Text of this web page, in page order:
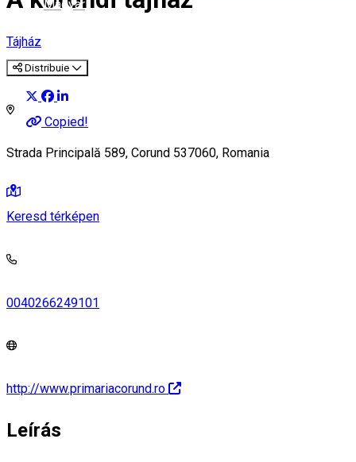
Magyar
Tájház
Distribuie
Copied!
Strada Principală 589, Corund 537060, Romania
Keresd térképen
0040266249101
http://www.primariacorund.ro
Leírás